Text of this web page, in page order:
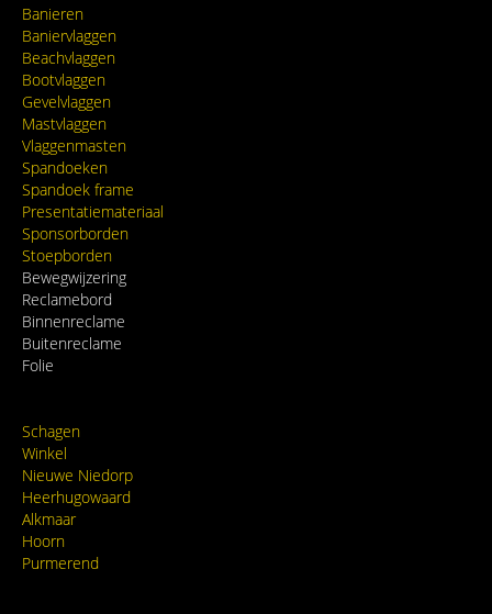
Banieren
Baniervlaggen
Beachvlaggen
Bootvlaggen
Gevelvlaggen
Mastvlaggen
Vlaggenmasten
Spandoeken
Spandoek frame
Presentatiemateriaal
Sponsorborden
Stoepborden
Bewegwijzering
Reclamebord
Binnenreclame
Buitenreclame
Folie
Schagen
Winkel
Nieuwe Niedorp
Heerhugowaard
Alkmaar
Hoorn
Purmerend